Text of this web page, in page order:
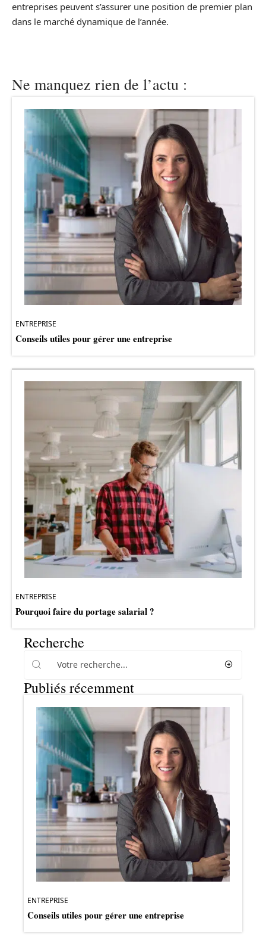
entreprises peuvent s’assurer une position de premier plan
dans le marché dynamique de l’année.
Ne manquez rien de l’actu :
ENTREPRISE
Conseils utiles pour gérer une entreprise
ENTREPRISE
Pourquoi faire du portage salarial ?
Recherche
Publiés récemment
ENTREPRISE
Conseils utiles pour gérer une entreprise